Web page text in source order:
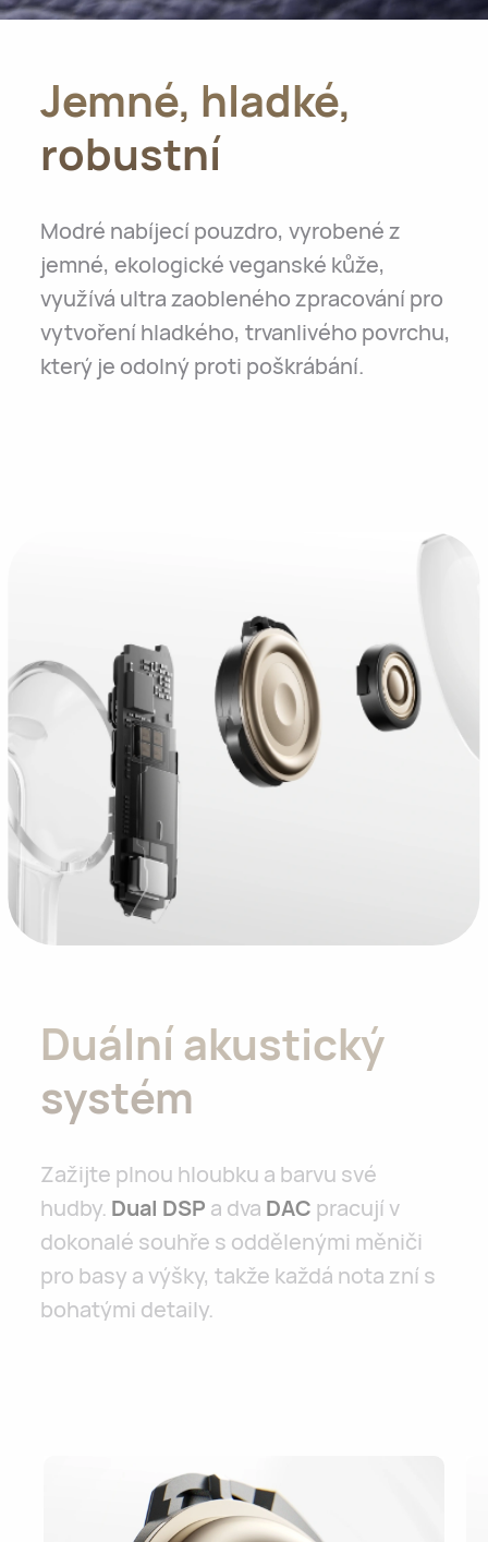
Jemné, hladké,
robustní
Modré nabíjecí pouzdro, vyrobené z
jemné, ekologické veganské kůže,
využívá ultra zaobleného zpracování pro
vytvoření hladkého, trvanlivého povrchu,
který je odolný proti poškrábání.
Duální akustický
systém
Zažijte plnou hloubku a barvu své
hudby. Dual DSP a dva DAC pracují v
dokonalé souhře s oddělenými měniči
pro basy a výšky, takže každá nota zní s
bohatými detaily.